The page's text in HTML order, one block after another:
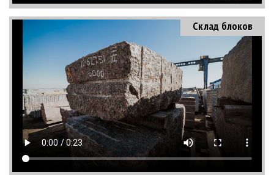
Склад блоков